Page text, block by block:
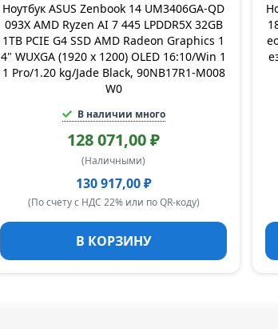
Ноутбук ASUS Zenbook 14 UM3406GA-QD
093X AMD Ryzen AI 7 445 LPDDR5X 32GB
1TB PCIE G4 SSD AMD Radeon Graphics 1
4" WUXGA (1920 x 1200) OLED 16:10/Win 1
1 Pro/1.20 kg/Jade Black, 90NB17R1-M008
W0
В наличии много
128 071,00 ₽
(Наличными)
130 917,00 ₽
(По счету с НДС 22% или по QR-коду)
В КОРЗИНУ